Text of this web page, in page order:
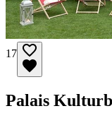
17
Palais